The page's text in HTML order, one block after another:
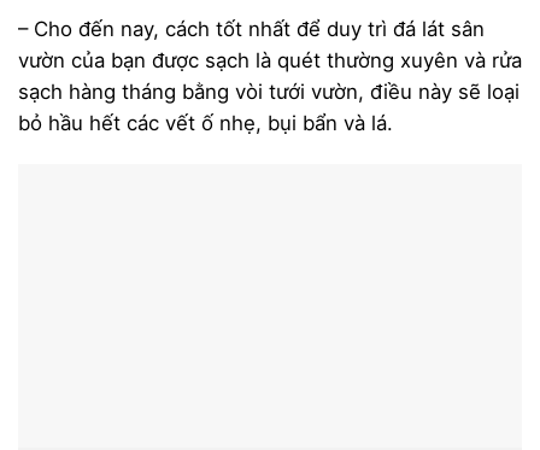
– Cho đến nay, cách tốt nhất để duy trì đá lát sân
vườn của bạn được sạch là quét thường xuyên và rửa
sạch hàng tháng bằng vòi tưới vườn, điều này sẽ loại
bỏ hầu hết các vết ố nhẹ, bụi bẩn và lá.